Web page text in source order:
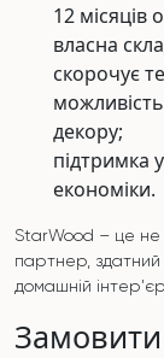
12 місяців
власна
скорочує
декору;
підтримка
економіки.
StarWood – це не
партнер, здатний
домашній
Замовити